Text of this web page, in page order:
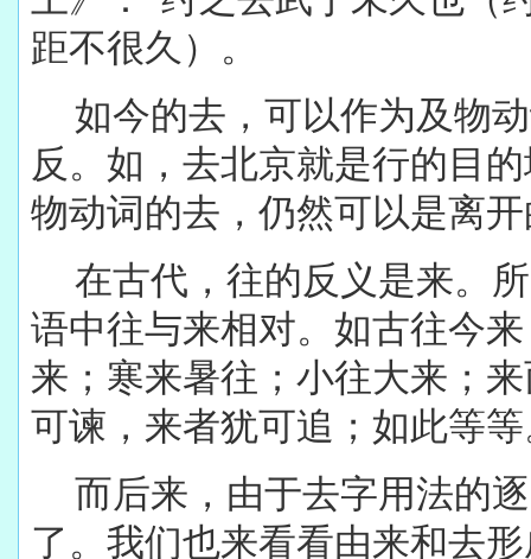
距不很久）。
如今的去，可以作为及物
反。如，去北京就是行的目
物动词的去，仍然可以是离
在古代，往的反义是来。
语中往与来相对。如古往今
来；寒来暑往；小往大来；
可谏，来者犹可追；如此等
而后来，由于去字用法的
了。我们也来看看由来和去